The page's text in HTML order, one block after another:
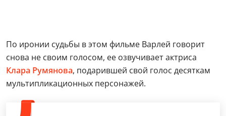
По иронии судьбы в этом фильме Варлей говорит
снова не своим голосом, ее озвучивает актриса
Клара Румянова, подарившей свой голос десяткам
мультипликационных персонажей.